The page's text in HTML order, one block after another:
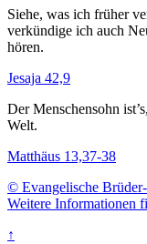
Siehe, was ich früher
verkündige ich auch
hören.
Jesaja 42,9
Der Menschensohn
Welt.
Matthäus 13,37-38
© Evangelische
Weitere Informationen
↑